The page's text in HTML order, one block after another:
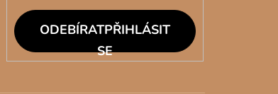
PŘIHLÁSIT
SE